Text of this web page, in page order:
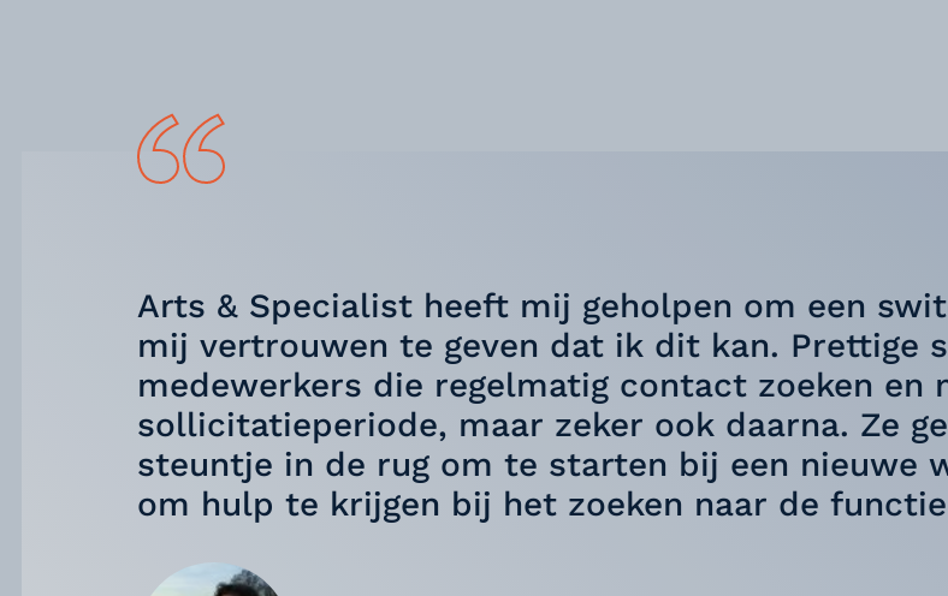
Arts & Specialist heeft mij geholpen om een
mij vertrouwen te geven dat ik dit kan. Prettige
medewerkers die regelmatig contact zoeken en
sollicitatieperiode, maar zeker ook daarna. Ze
steuntje in de rug om te starten bij een nieuwe
om hulp te krijgen bij het zoeken naar de